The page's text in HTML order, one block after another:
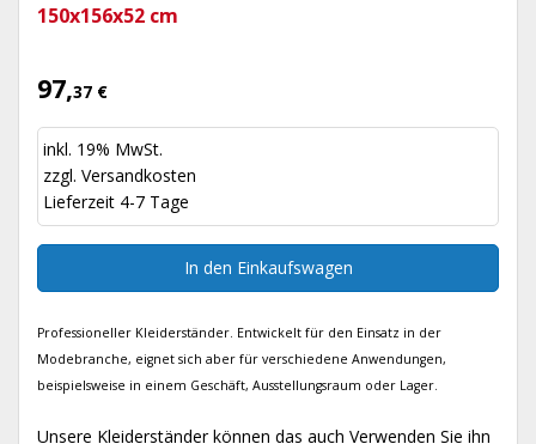
150x156x52 cm
97,37 €
inkl. 19% MwSt.
zzgl. Versandkosten
Lieferzeit 4-7 Tage
In den Einkaufswagen
Professioneller Kleiderständer. Entwickelt für den Einsatz in der
Modebranche, eignet sich aber für verschiedene Anwendungen,
beispielsweise in einem Geschäft, Ausstellungsraum oder Lager.
Unsere Kleiderständer können das auch Verwenden Sie ihn